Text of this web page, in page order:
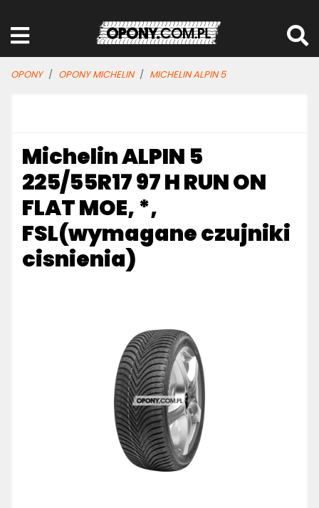
OPONY OPONY MICHELIN MICHELIN ALPIN 5
Michelin ALPIN 5
225/55R17 97 H RUN ON
FLAT MOE, *,
FSL(wymagane czujniki
cisnienia)